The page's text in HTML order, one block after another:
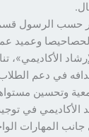
الرسول قسم الله
وعميد عمادة
تناول
في دعم الطلاب
مستواهم
في توجيه
الواجب